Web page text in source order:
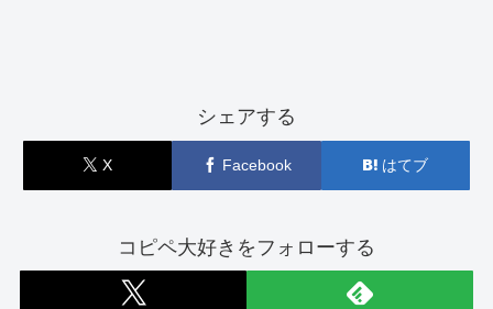
シェアする
X Facebook はてブ
コピペ大好きをフォローする